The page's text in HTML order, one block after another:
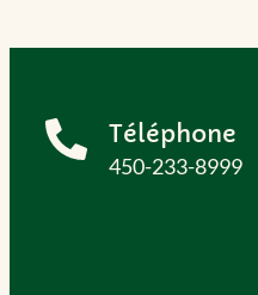
Téléphone
450-233-8999